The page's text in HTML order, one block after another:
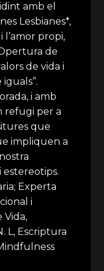
amb el
Lesbianes*,
l’amor propi,
de
de vida i
i amb
refugi per a
que
impliquen a
Experta
i
Vida,
L, Escriptura